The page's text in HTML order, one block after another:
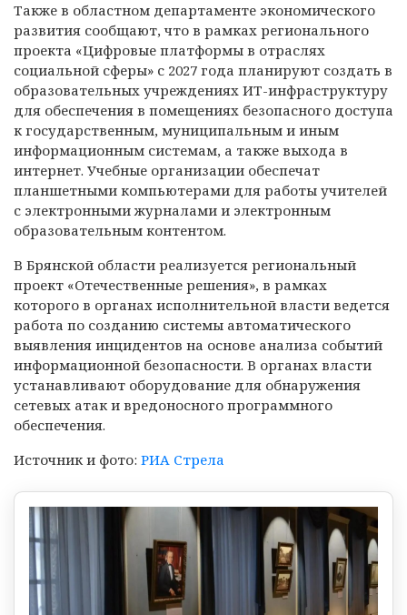
Также в областном департаменте экономического
развития сообщают, что в рамках регионального
проекта «Цифровые платформы в отраслях
социальной сферы» с 2027 года планируют создать в
образовательных учреждениях ИТ-инфраструктуру
для обеспечения в помещениях безопасного доступа
к государственным, муниципальным и иным
информационным системам, а также выхода в
интернет. Учебные организации обеспечат
планшетными компьютерами для работы учителей
с электронными журналами и электронным
образовательным контентом.
В Брянской области реализуется региональный
проект «Отечественные решения», в рамках
которого в органах исполнительной власти ведется
работа по созданию системы автоматического
выявления инцидентов на основе анализа событий
информационной безопасности. В органах власти
устанавливают оборудование для обнаружения
сетевых атак и вредоносного программного
обеспечения.
Источник и фото: РИА Стрела